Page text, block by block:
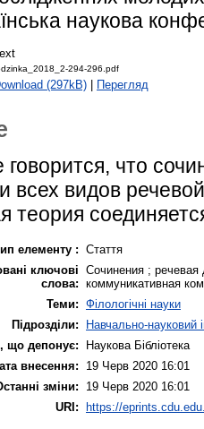
наукова
294-296.pdf
(297kB) Перегляд
говорится, что
всех видов
теория
елементу : Стаття
ключові
слова:
Сочинения ; речевая
коммуникативная
Теми: Філологічні науки
Підрозділи:
Навчально-науковий
що депонує:
Наукова Бібліотека
внесення:
19 Черв 2020 16:01
зміни:
19 Черв 2020 16:01
URI: https://